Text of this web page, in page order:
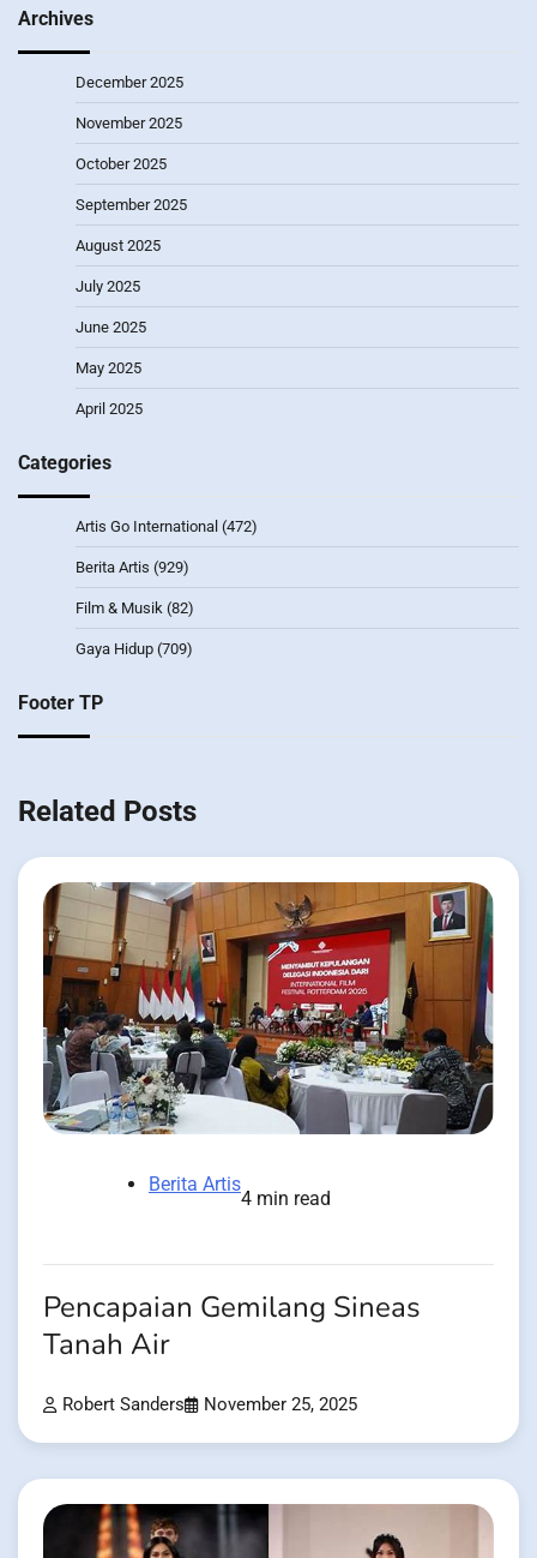
Archives
December 2025
November 2025
October 2025
September 2025
August 2025
July 2025
June 2025
May 2025
April 2025
Categories
Artis Go International (472)
Berita Artis (929)
Film & Musik (82)
Gaya Hidup (709)
Footer TP
Related Posts
Berita Artis
4 min read
Pencapaian Gemilang Sineas
Tanah Air
Robert Sanders November 25, 2025